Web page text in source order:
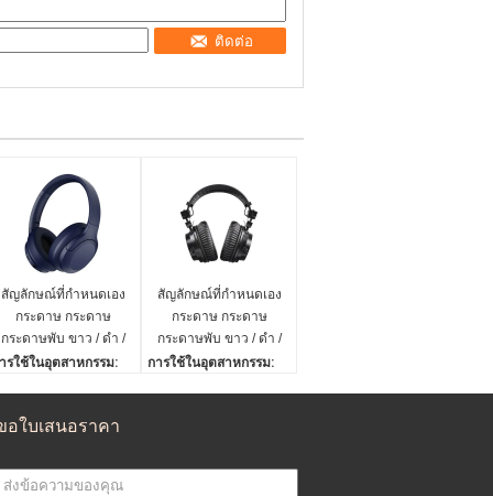
ติดต่อ
สัญลักษณ์ที่กําหนดเอง
กระดาษ กระดาษ
กระดาษพับ ขาว / ดํา /
ทองแดง กล่องของ
รใช้ในอุตสาหกรรม:
สื้อผ้า รองเท้า ชุดชั้นใน
ระดาษแข็ง
สัญลักษณ์ที่กําหนดเอง
กระดาษ กระดาษ
กระดาษพับ ขาว / ดํา /
ทองแดง กล่องของ
การใช้ในอุตสาหกรรม:
กระดาษแข็ง
อใบเสนอราคา